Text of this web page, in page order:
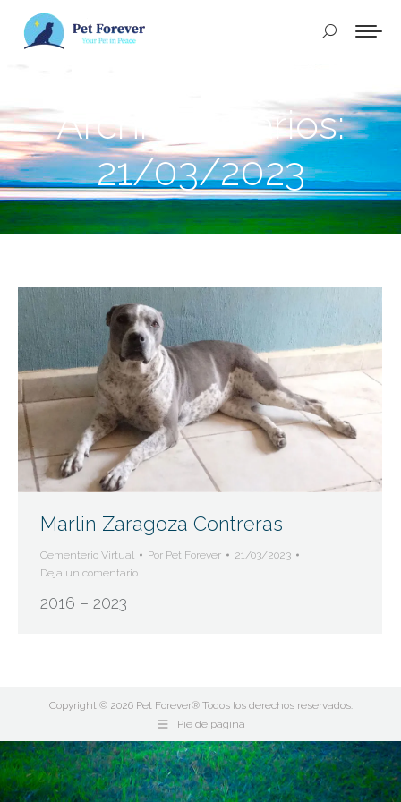
Buscar:
Archivos diarios:
21/03/2023
Marlin Zaragoza Contreras
Cementerio Virtual Por Pet Forever
21/03/2023
Deja un comentario
2016 – 2023
Copyright © 2026 Pet Forever® Todos los derechos reservados.
Pie de página